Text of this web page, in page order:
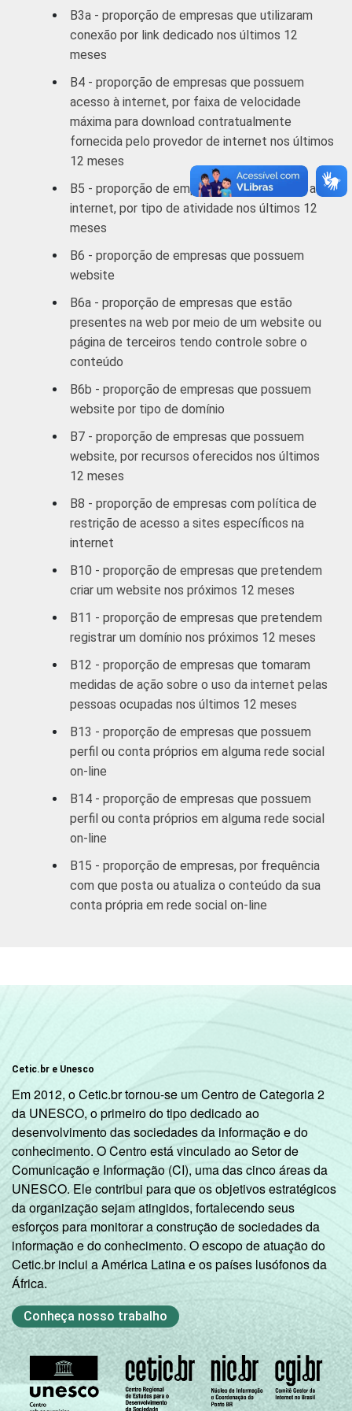
alimentação
36 61
imobiliárias;
atividades
profissionais,
científicas
atividades
administrativas
e serviços
20 78
Artes, cultura,
esporte e
outras
atividades de
¹ Base: 2 827 empresas que declararam ter
acesso à Internet, mas que não possuem
website, com 10 ou mais pessoas ocupadas,
que constituem os seguintes segmentos da
CNAE 2.0 (C, F, G, H, I, J, L, M, N, R e S). Dados
de 2013.
Fonte: NIC.br - nov/2012 a mar/2013
B3a - proporção de empresas que utilizaram
conexão por link dedicado nos últimos 12
meses
B4 - proporção de empresas que possuem
acesso à internet, por faixa de velocidade
máxima para download contratualmente
fornecida pelo provedor de internet nos últimos
12 meses
B5 - proporção de empresas que utilizaram a
internet, por tipo de atividade nos últimos 12
meses
B6 - proporção de empresas que possuem
website
B6a - proporção de empresas que estão
presentes na web por meio de um website ou
página de terceiros tendo controle sobre o
conteúdo
B6b - proporção de empresas que possuem
website por tipo de domínio
B7 - proporção de empresas que possuem
website, por recursos oferecidos nos últimos
12 meses
B8 - proporção de empresas com política de
restrição de acesso a sites específicos na
internet
B10 - proporção de empresas que pretendem
criar um website nos próximos 12 meses
B11 - proporção de empresas que pretendem
registrar um domínio nos próximos 12 meses
B12 - proporção de empresas que tomaram
medidas de ação sobre o uso da internet pelas
pessoas ocupadas nos últimos 12 meses
B13 - proporção de empresas que possuem
perfil ou conta próprios em alguma rede social
on-line
B14 - proporção de empresas que possuem
perfil ou conta próprios em alguma rede social
on-line
B15 - proporção de empresas, por frequência
com que posta ou atualiza o conteúdo da sua
conta própria em rede social on-line
Cetic.br e Unesco
Em 2012, o Cetic.br tornou-se um Centro de Categoria 2
da UNESCO, o primeiro do tipo dedicado ao
desenvolvimento das sociedades da informação e do
conhecimento. O Centro está vinculado ao Setor de
Comunicação e Informação (CI), uma das cinco áreas da
UNESCO. Ele contribui para que os objetivos estratégicos
da organização sejam atingidos, fortalecendo seus
esforços para monitorar a construção de sociedades da
informação e do conhecimento. O escopo de atuação do
Cetic.br inclui a América Latina e os países lusófonos da
África.
Conheça nosso trabalho